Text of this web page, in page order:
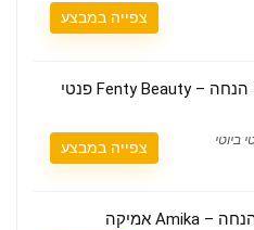
צפייה במבצע
קופון עם 15% הנחה – Fenty Beauty פנטי
צפייה במבצע